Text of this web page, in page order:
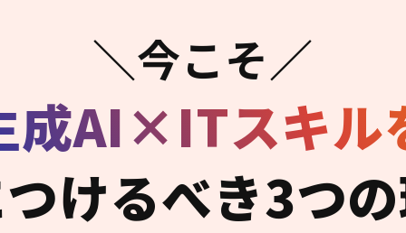
＼今こそ／
成AI×ITスキル
けるべき3つ